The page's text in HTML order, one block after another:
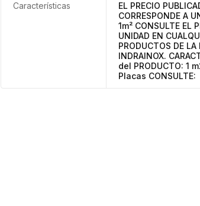
Características
EL PRECIO
CORRESPONDE A
1m² CONSULTE EL
UNIDAD EN
PRODUCTOS DE LA
INDRAINOX.
del PRODUCTO: 1
Placas CONSULTE: